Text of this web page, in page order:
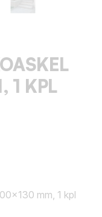
1 KPL
mm, 1 kpl